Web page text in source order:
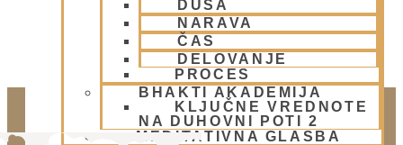
DUŠA
NARAVA
ČAS
DELOVANJE
PROCES
BHAKTI AKADEMIJA
KLJUČNE VREDNOTE
NA DUHOVNI POTI 2
MEDITATIVNA GLASBA